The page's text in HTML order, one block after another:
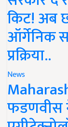
किट! अब
ऑर्गेनिक
प्रक्रिया..
News
फडणवीस